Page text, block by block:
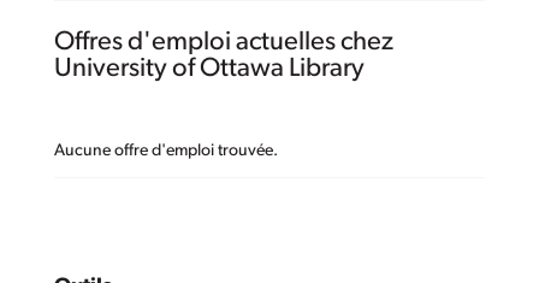
Offres d'emploi actuelles chez
University of Ottawa Library
Aucune offre d'emploi trouvée.